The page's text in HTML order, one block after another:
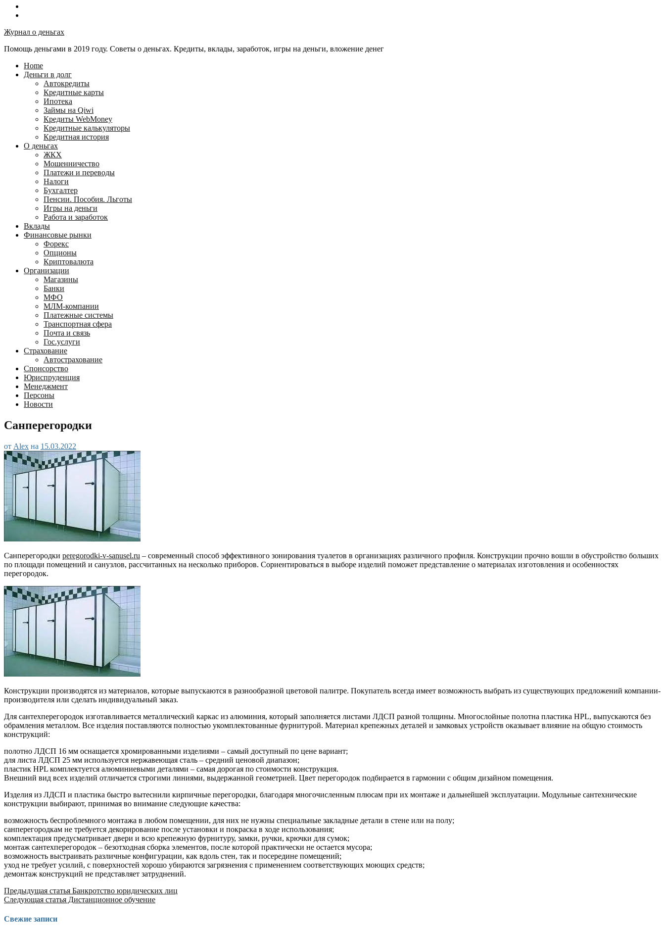
банка
24
физических
лиц
взять
WebMoney?
Журнал о деньгах
Помощь деньгами в 2019 году. Советы о деньгах. Кредиты, вклады, заработок, игры на деньги, вложение денег
Home
Деньги в долг
Автокредиты
Кредитные карты
Ипотека
Займы на Qiwi
Кредиты WebMoney
Кредитные калькуляторы
Кредитная история
О деньгах
ЖКХ
Мошенничество
Платежи и переводы
Налоги
Бухгалтер
Пенсии. Пособия. Льготы
Игры на деньги
Работа и заработок
Вклады
Финансовые рынки
Форекс
Опционы
Криптовалюта
Организации
Магазины
Банки
МФО
МЛМ-компании
Платежные системы
Транспортная сфера
Почта и связь
Гос.услуги
Страхование
Автострахование
Спонсорство
Юриспруденция
Менеджмент
Персоны
Новости
Санперегородки
от Alex на 15.03.2022
Санперегородки peregorodki-v-sanusel.ru – современный способ эффективного зонирования туалетов в организациях различного профиля. Конструкции прочно вошли в обустройство больших
по площади помещений и санузлов, рассчитанных на несколько приборов. Сориентироваться в выборе изделий поможет представление о материалах изготовления и особенностях
перегородок.
Конструкции производятся из материалов, которые выпускаются в разнообразной цветовой палитре. Покупатель всегда имеет возможность выбрать из существующих предложений компании-
производителя или сделать индивидуальный заказ.
Для сантехперегородок изготавливается металлический каркас из алюминия, который заполняется листами ЛДСП разной толщины. Многослойные полотна пластика HPL, выпускаются без
обрамления металлом. Все изделия поставляются полностью укомплектованные фурнитурой. Материал крепежных деталей и замковых устройств оказывает влияние на общую стоимость
конструкций:
полотно ЛДСП 16 мм оснащается хромированными изделиями – самый доступный по цене вариант;
для листа ЛДСП 25 мм используется нержавеющая сталь – средний ценовой диапазон;
пластик HPL комплектуется алюминиевыми деталями – самая дорогая по стоимости конструкция.
Внешний вид всех изделий отличается строгими линиями, выдержанной геометрией. Цвет перегородок подбирается в гармонии с общим дизайном помещения.
Изделия из ЛДСП и пластика быстро вытеснили кирпичные перегородки, благодаря многочисленным плюсам при их монтаже и дальнейшей эксплуатации. Модульные сантехнические
конструкции выбирают, принимая во внимание следующие качества:
возможность беспроблемного монтажа в любом помещении, для них не нужны специальные закладные детали в стене или на полу;
санперегородкам не требуется декорирование после установки и покраска в ходе использования;
комплектация предусматривает двери и всю крепежную фурнитуру, замки, ручки, крючки для сумок;
монтаж сантехперегородок – безотходная сборка элементов, после которой практически не остается мусора;
возможность выстраивать различные конфигурации, как вдоль стен, так и посередине помещений;
уход не требует усилий, с поверхностей хорошо убираются загрязнения с применением соответствующих моющих средств;
демонтаж конструкций не представляет затруднений.
Продолжить
чтение
Предыдущая статья Банкротство юридических лиц
Следующая статья Дистанционное обучение
Свежие записи